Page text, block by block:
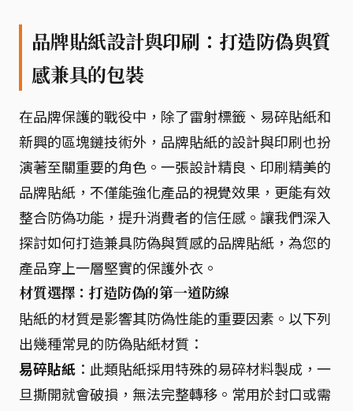
品牌貼紙設計與印刷：打造防偽與質
感兼具的包裝
在品牌保護的戰役中，除了雷射標籤、易碎貼紙和
新興的區塊鏈技術外，品牌貼紙的設計與印刷也扮
演著至關重要的角色。一張設計精良、印刷精美的
品牌貼紙，不僅能強化產品的視覺效果，更能有效
整合防偽功能，提升消費者的信任感。讓我們深入
探討如何打造兼具防偽與質感的品牌貼紙，為您的
產品穿上一層堅實的保護外衣。
材質選擇：打造防偽的第一道防線
貼紙的材質是影響其防偽性能的重要因素。以下列
出幾種常見的防偽貼紙材質：
易碎貼紙 ：此類貼紙採用特殊的易碎材料製成，一
旦撕開就會破損，無法完整轉移。常用於封口或需